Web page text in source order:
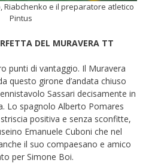
Riabchenko e il preparatore atletico
Pintus
DEL MURAVERA TT
punti di vantaggio. Il Muravera
questo girone d’andata chiuso
Sassari decisamente in
Lo spagnolo Alberto Pomares
positiva e senza sconfitte,
Emanuele Cuboni che nel
il suo compaesano e amico
per Simone Boi.